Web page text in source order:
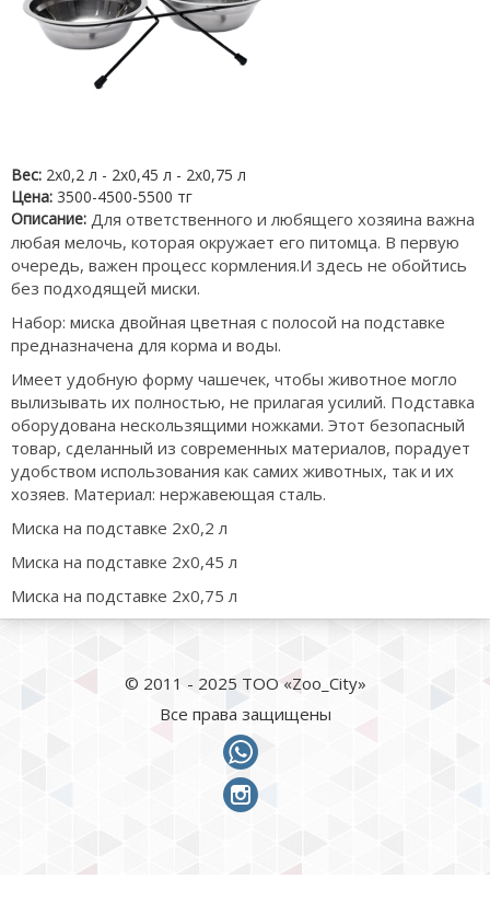
Вес: 2х0,2 л - 2х0,45 л - 2х0,75 л
Цена: 3500-4500-5500 тг
Описание: Для ответственного и любящего хозяина важна
любая мелочь, которая окружает его питомца. В первую
очередь, важен процесс кормления.И здесь не обойтись
без подходящей миски.
Набор: миска двойная цветная с полосой на подставке
предназначена для корма и воды.
Имеет удобную форму чашечек, чтобы животное могло
вылизывать их полностью, не прилагая усилий. Подставка
оборудована нескользящими ножками. Этот безопасный
товар, сделанный из современных материалов, порадует
удобством использования как самих животных, так и их
хозяев. Материал: нержавеющая сталь.
Миска на подставке 2х0,2 л
Миска на подставке 2х0,45 л
Миска на подставке 2х0,75 л
© 2011 - 2025 ТОО «Zoo_City»
Все права защищены